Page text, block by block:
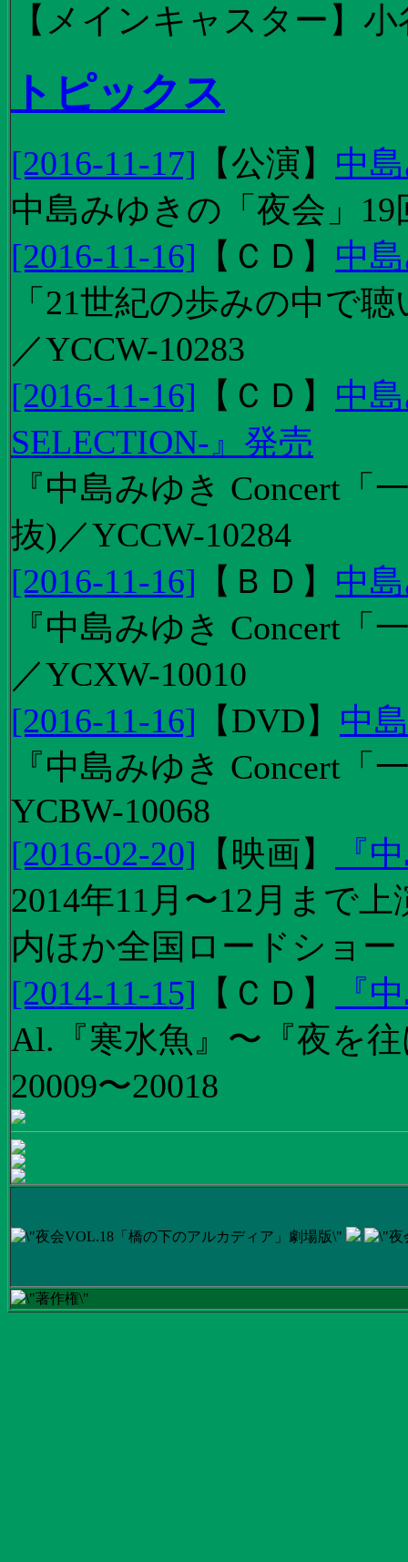
【メインキャスター】
トピックス
[2016-11-17] 【公演 】 中
中島みゆきの「夜会」
[2016-11-16] 【 ＣＤ 】 中
「21世紀の歩みの中で
／YCCW-10283
[2016-11-16] 【 ＣＤ 】 中
SELECTION-』発売
『中島みゆき Concert
抜)／YCCW-10284
[2016-11-16] 【 ＢＤ 】 中
『中島みゆき Concert
／YCXW-10010
[2016-11-16] 【DVD】 中
『中島みゆき Concert
YCBW-10068
[2016-02-20] 【 映画】
『
2014年11月〜12月まで
内ほか全国ロードショー
[2014-11-15] 【 ＣＤ 】
『
Al.『寒水魚』〜『夜を
20009〜20018